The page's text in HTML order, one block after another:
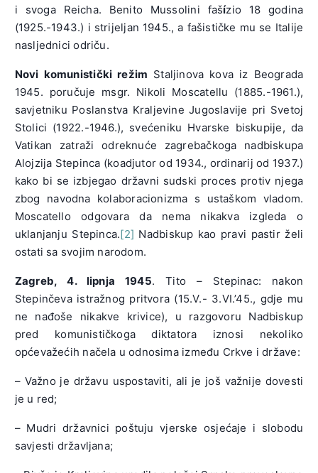
i svoga Reicha. Benito Mussolini fašízio 18 godina
(1925.-1943.) i strijeljan 1945., a fašističke mu se Italije
nasljednici odriču.
Novi komunistički režim Staljinova kova iz Beograda
1945. poručuje msgr. Nikoli Moscatellu (1885.-1961.),
savjetniku Poslanstva Kraljevine Jugoslavije pri Svetoj
Stolici (1922.-1946.), svećeniku Hvarske biskupije, da
Vatikan zatraži odreknuće zagrebačkoga nadbiskupa
Alojzija Stepinca (koadjutor od 1934., ordinarij od 1937.)
kako bi se izbjegao državni sudski proces protiv njega
zbog navodna kolaboracionizma s ustaškom vladom.
Moscatello odgovara da nema nikakva izgleda o
uklanjanju Stepinca.[2] Nadbiskup kao pravi pastir želi
ostati sa svojim narodom.
Zagreb, 4. lipnja 1945. Tito – Stepinac: nakon
Stepinčeva istražnog pritvora (15.V.- 3.VI.’45., gdje mu
ne nađoše nikakve krivice), u razgovoru Nadbiskup
pred komunističkoga diktatora iznosi nekoliko
općevažećih načela u odnosima između Crkve i države:
– Važno je državu uspostaviti, ali je još važnije dovesti
je u red;
– Mudri državnici poštuju vjerske osjećaje i slobodu
savjesti državljana;